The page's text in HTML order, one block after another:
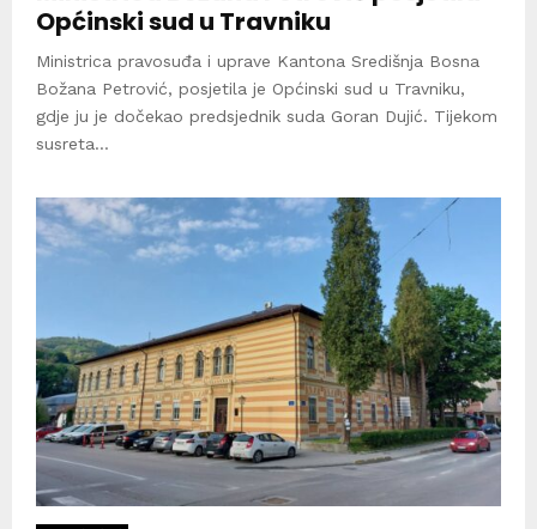
Općinski sud u Travniku
Ministrica pravosuđa i uprave Kantona Središnja Bosna
Božana Petrović, posjetila je Općinski sud u Travniku,
gdje ju je dočekao predsjednik suda Goran Dujić. Tijekom
susreta...